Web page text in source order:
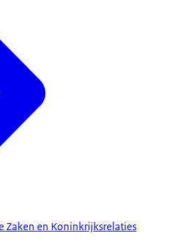
Zaken en Koninkrijksrelaties